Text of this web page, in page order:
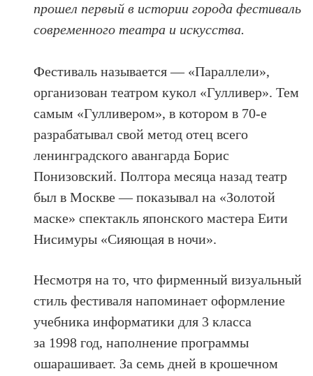
прошел первый в истории города фестиваль
современного театра и искусства.
Фестиваль называется — «Параллели»,
организован театром кукол «Гулливер». Тем
самым «Гулливером», в котором в 70-е
разрабатывал свой метод отец всего
ленинградского авангарда Борис
Понизовский. Полтора месяца назад театр
был в Москве — показывал на «Золотой
маске» спектакль японского мастера Еити
Нисимуры «Сияющая в ночи».
Несмотря на то, что фирменный визуальный
стиль фестиваля напоминает оформление
учебника информатики для 3 класса
за 1998 год, наполнение программы
ошарашивает. За семь дней в крошечном